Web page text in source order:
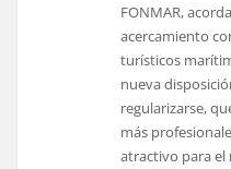
FONMAR,
acercamiento
turísticos
nueva
regularizarse,
más
atractivo para